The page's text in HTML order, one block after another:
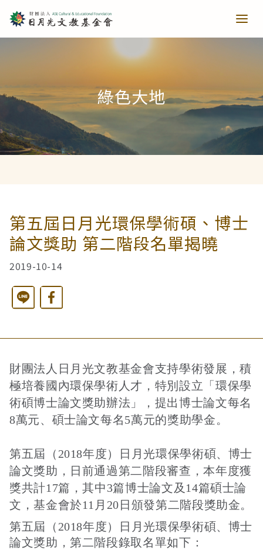
青少培育
助力培育
樂讀種書
教育推廣
當主播遇上古人第一季
西洋藝術奇幻之旅第一季
全球華文學生文學獎-永續日月特別獎
藝文扎根
藝文散策
慈善同樂會
樂齡樂學
公共建設
農田水利
港灣建設
水力電能
公共給水
最新動態
關於我們
關於我們
成果年報
工作報告及財務報表
文章搜尋
綠色大地
第五屆日月光環保學術碩、博士
論文獎助 第二階段名單揭曉
2019-10-14
Line
財團法人日月光文教基金會支持學術發展，積
極培養國內環保學術人才，特別設立「環保學
術碩博士論文獎助辦法」，提出博士論文每名
8萬元、碩士論文每名5萬元的獎助學金。
第五屆（2018年度）日月光環保學術碩、博士
論文獎助，日前通過第二階段審查，本年度獲
獎共計17篇，其中3篇博士論文及14篇碩士論
文，基金會於11月20日頒發第二階段獎助金。
第五屆（2018年度）日月光環保學術碩、博士
論文獎助，第二階段錄取名單如下：